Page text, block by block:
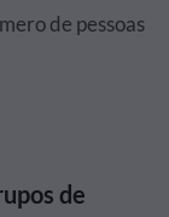
de pessoas
de